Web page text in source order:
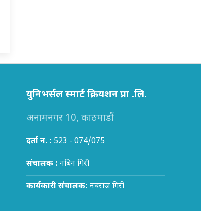
युनिभर्सल स्मार्ट क्रियशन प्रा .लि.
अनामनगर 10, काठमाडौं
दर्ता न. : 523 - 074/075
संचालक : नबिन गिरी
कार्यकारी संचालक: नबराज गिरी